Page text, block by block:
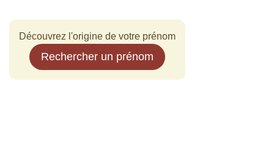
Découvrez l'origine de votre prénom
Rechercher un prénom